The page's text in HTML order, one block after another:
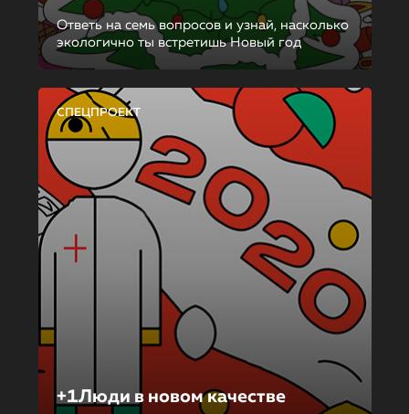
Ответь на семь вопросов и узнай, насколько
экологично ты встретишь Новый год
СПЕЦПРОЕКТ
+1Люди в новом качестве